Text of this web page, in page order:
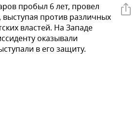
пробыл 6 лет, провел
выступая против различных
властей. На Западе
оказывали
в его защиту.